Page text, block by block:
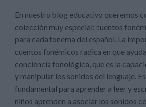
En nuestro blog educativo queremos
colección muy especial: cuentos
para cada fonema del español. La
cuentos fonémicos radica en que
conciencia fonológica, que es la
y manipular los sonidos del lenguaje.
fundamental para aprender a leer y
niños aprenden a asociar los sonidos